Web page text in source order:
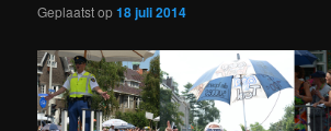
Geplaatst op18 juli 2014